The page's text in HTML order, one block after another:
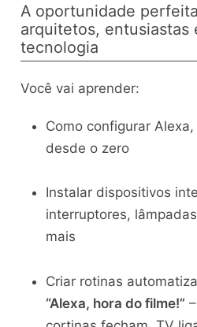
A oportunidade
arquitetos, entusiastas
tecnologia
Você vai aprender:
Como configurar
desde o zero
Instalar dispositivos
interruptores,
mais
Criar rotinas
“Alexa, hora do filme!”